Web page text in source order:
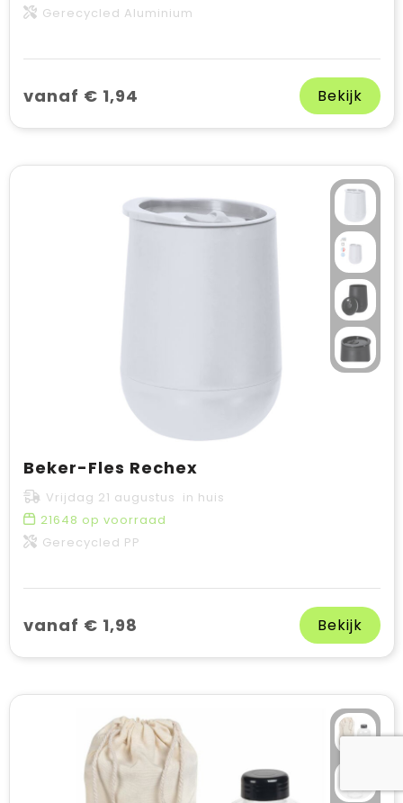
Gerecycled Aluminium
vanaf € 1,94 Bekijk
Beker-Fles Rechex
Vrijdag 21 augustus in huis
21648 op voorraad
Gerecycled PP
vanaf € 1,98 Bekijk